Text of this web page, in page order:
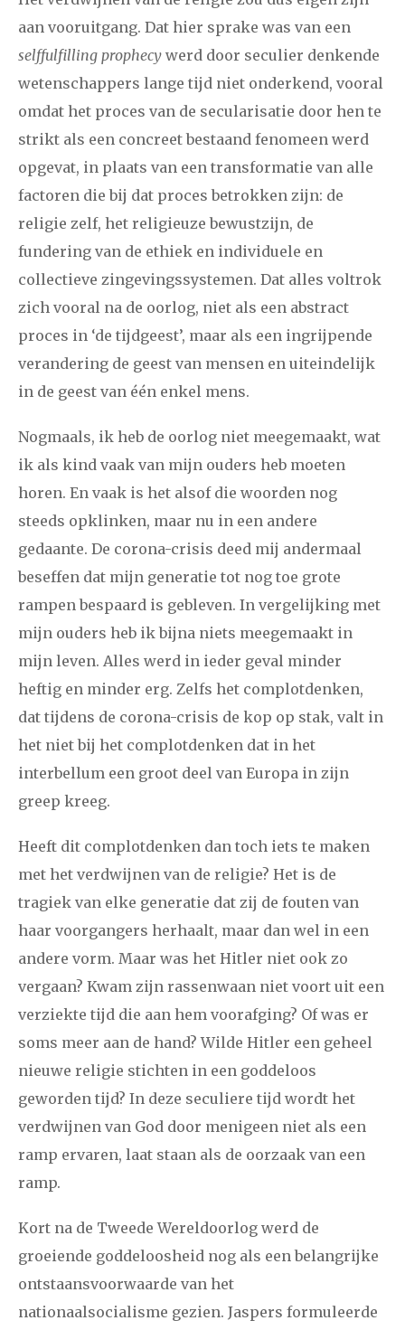
aan vooruitgang. Dat hier sprake was van een
selffulfilling prophecy werd door seculier denkende
wetenschappers lange tijd niet onderkend, vooral
omdat het proces van de secularisatie door hen te
strikt als een concreet bestaand fenomeen werd
opgevat, in plaats van een transformatie van alle
factoren die bij dat proces betrokken zijn: de
religie zelf, het religieuze bewustzijn, de
fundering van de ethiek en individuele en
collectieve zingevingssystemen. Dat alles voltrok
zich vooral na de oorlog, niet als een abstract
proces in ‘de tijdgeest’, maar als een ingrijpende
verandering de geest van mensen en uiteindelijk
in de geest van één enkel mens.
Nogmaals, ik heb de oorlog niet meegemaakt, wat
ik als kind vaak van mijn ouders heb moeten
horen. En vaak is het alsof die woorden nog
steeds opklinken, maar nu in een andere
gedaante. De corona-crisis deed mij andermaal
beseffen dat mijn generatie tot nog toe grote
rampen bespaard is gebleven. In vergelijking met
mijn ouders heb ik bijna niets meegemaakt in
mijn leven. Alles werd in ieder geval minder
heftig en minder erg. Zelfs het complotdenken,
dat tijdens de corona-crisis de kop op stak, valt in
het niet bij het complotdenken dat in het
interbellum een groot deel van Europa in zijn
greep kreeg.
Heeft dit complotdenken dan toch iets te maken
met het verdwijnen van de religie? Het is de
tragiek van elke generatie dat zij de fouten van
haar voorgangers herhaalt, maar dan wel in een
andere vorm. Maar was het Hitler niet ook zo
vergaan? Kwam zijn rassenwaan niet voort uit een
verziekte tijd die aan hem voorafging? Of was er
soms meer aan de hand? Wilde Hitler een geheel
nieuwe religie stichten in een goddeloos
geworden tijd? In deze seculiere tijd wordt het
verdwijnen van God door menigeen niet als een
ramp ervaren, laat staan als de oorzaak van een
ramp.
Kort na de Tweede Wereldoorlog werd de
groeiende goddeloosheid nog als een belangrijke
ontstaansvoorwaarde van het
nationaalsocialisme gezien. Jaspers formuleerde